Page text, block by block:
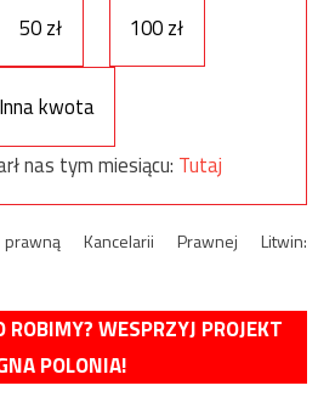
50 zł 100 zł
Inna kwota
nas tym miesiącu: Tutaj
Kancelarii Prawnej Litwin:
ROBIMY? WESPRZYJ PROJEKT
POLONIA!